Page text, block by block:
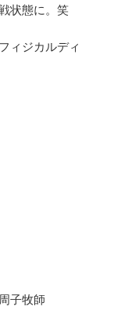
状態に。笑
ィジカルディ
子牧師